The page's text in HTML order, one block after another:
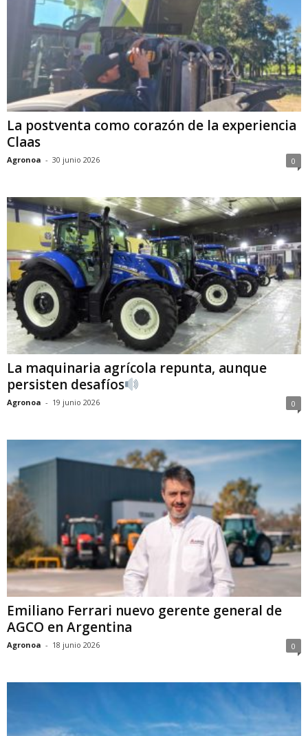
La postventa como corazón de la experiencia
Claas
Agronoa - 30 junio 2026 0
La maquinaria agrícola repunta, aunque
persisten desafíos
Agronoa - 19 junio 2026 0
Emiliano Ferrari nuevo gerente general de
AGCO en Argentina
Agronoa - 18 junio 2026 0